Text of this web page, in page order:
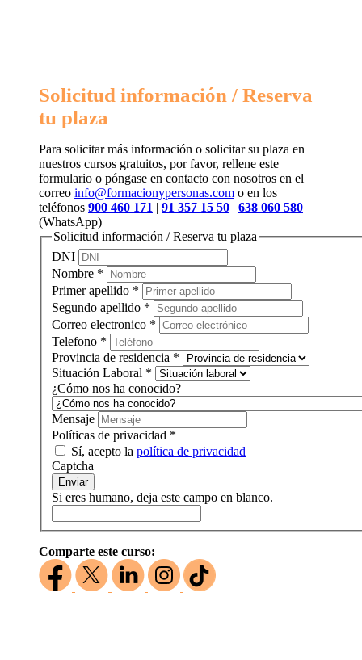
Solicitud información / Reserva
tu plaza
Para solicitar más información o solicitar su plaza en
nuestros cursos gratuitos, por favor, rellene este
formulario o póngase en contacto con nosotros en el
correo info@formacionypersonas.com o en los
teléfonos 900 460 171 | 91 357 15 50 | 638 060 580
(WhatsApp)
Solicitud información / Reserva tu plaza
DNI
Nombre *
Primer apellido *
Segundo apellido *
Correo electronico *
Telefono *
Provincia de residencia *
Situación Laboral *
¿Cómo nos ha conocido?
Mensaje
Políticas de privacidad *
Sí, acepto la política de privacidad
Captcha
Enviar
Si eres humano, deja este campo en blanco.
Comparte este curso: